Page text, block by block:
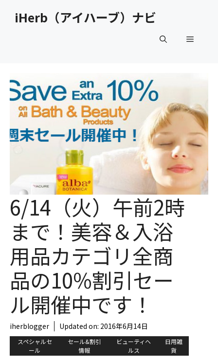
iHerb（アイハーブ）ナビ
メ
ー
6/14（火）午前2時
まで！美容＆入浴
用品カテゴリ全商
品の10%割引セー
ル開催中です！
iherblogger Updated on: 2016年6月14日
スペシャルセ
ール
セール&割引
情報
ビューティヘ
ルス
日用雑
貨